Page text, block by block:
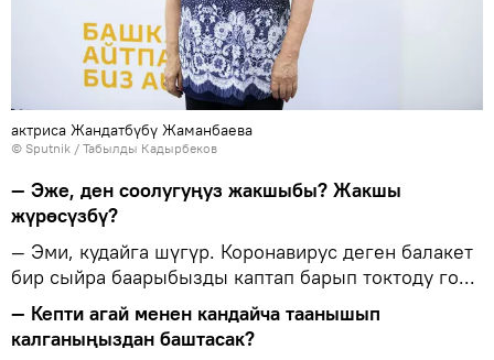
актриса Жандатбүбү Жаманбаева
© Sputnik / Табылды Кадырбеков
— Эже, ден соолугуңуз жакшыбы? Жакшы
жүрөсүзбү?
— Эми, кудайга шүгүр. Коронавирус деген балакет
бир сыйра баарыбызды каптап барып токтоду го...
— Кепти агай менен кандайча таанышып
калганыңыздан баштасак?